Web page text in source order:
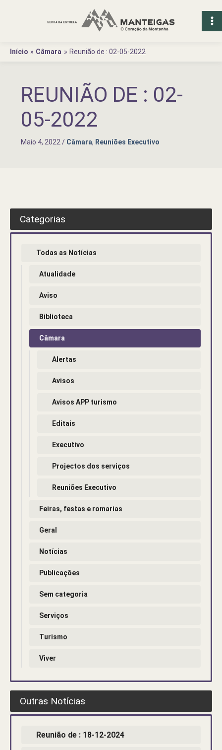
Início
Câmara Reunião de : 02-05-2022
REUNIÃO DE : 02-
05-2022
Maio 4, 2022 / Câmara, Reuniões Executivo
Categorias
Todas as Notícias
Atualidade
Aviso
Biblioteca
Câmara
Alertas
Avisos
Avisos APP turismo
Editais
Executivo
Projectos dos serviços
Reuniões Executivo
Feiras, festas e romarias
Geral
Notícias
Publicações
Sem categoria
Serviços
Turismo
Viver
Outras Notícias
Reunião de : 18-12-2024